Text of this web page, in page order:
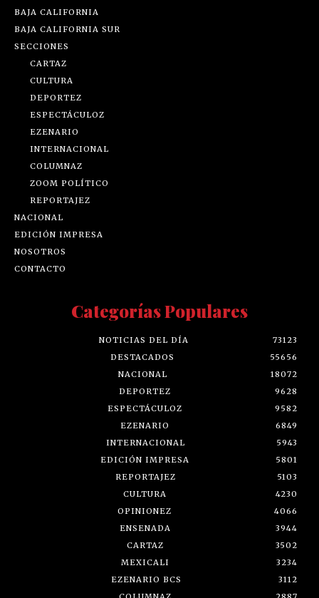
BAJA CALIFORNIA
BAJA CALIFORNIA SUR
SECCIONES
CARTAZ
CULTURA
DEPORTEZ
ESPECTÁCULOZ
EZENARIO
INTERNACIONAL
COLUMNAZ
ZOOM POLÍTICO
REPORTAJEZ
NACIONAL
EDICIÓN IMPRESA
NOSOTROS
CONTACTO
Categorías Populares
NOTICIAS DEL DÍA
73123
DESTACADOS
55656
NACIONAL
18072
DEPORTEZ
9628
ESPECTÁCULOZ
9582
EZENARIO
6849
INTERNACIONAL
5943
EDICIÓN IMPRESA
5801
REPORTAJEZ
5103
CULTURA
4230
OPINIONEZ
4066
ENSENADA
3944
CARTAZ
3502
MEXICALI
3234
EZENARIO BCS
3112